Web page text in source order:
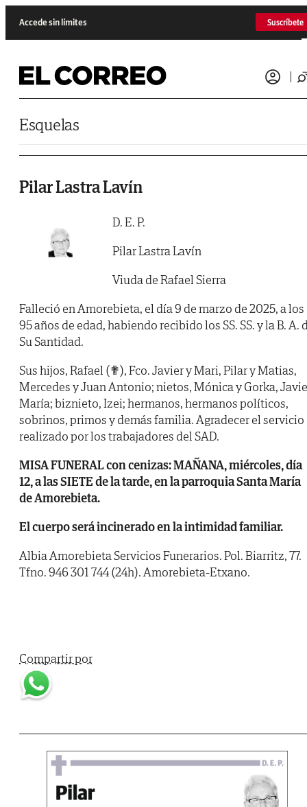
Accede sin límites Suscríbete
Esquelas
Pilar Lastra Lavín
D. E. P.
Pilar Lastra Lavín
Viuda de Rafael Sierra
Falleció en Amorebieta, el día 9 de marzo de 2025, a los
95 años de edad, habiendo recibido los SS. SS. y la B. A.
Su Santidad.
Sus hijos, Rafael (✟), Fco. Javier y Mari, Pilar y Matias,
Mercedes y Juan Antonio; nietos, Mónica y Gorka,
María; biznieto, Izei; hermanos, hermanos políticos,
sobrinos, primos y demás familia. Agradecer el servicio
realizado por los trabajadores del SAD.
MISA FUNERAL con cenizas: MAÑANA, miércoles, día
12, a las SIETE de la tarde, en la parroquia Santa María
de Amorebieta.
El cuerpo será incinerado en la intimidad familiar.
Albia Amorebieta Servicios Funerarios. Pol. Biarritz, 77.
Tfno. 946 301 744 (24h). Amorebieta-Etxano.
Compartir por